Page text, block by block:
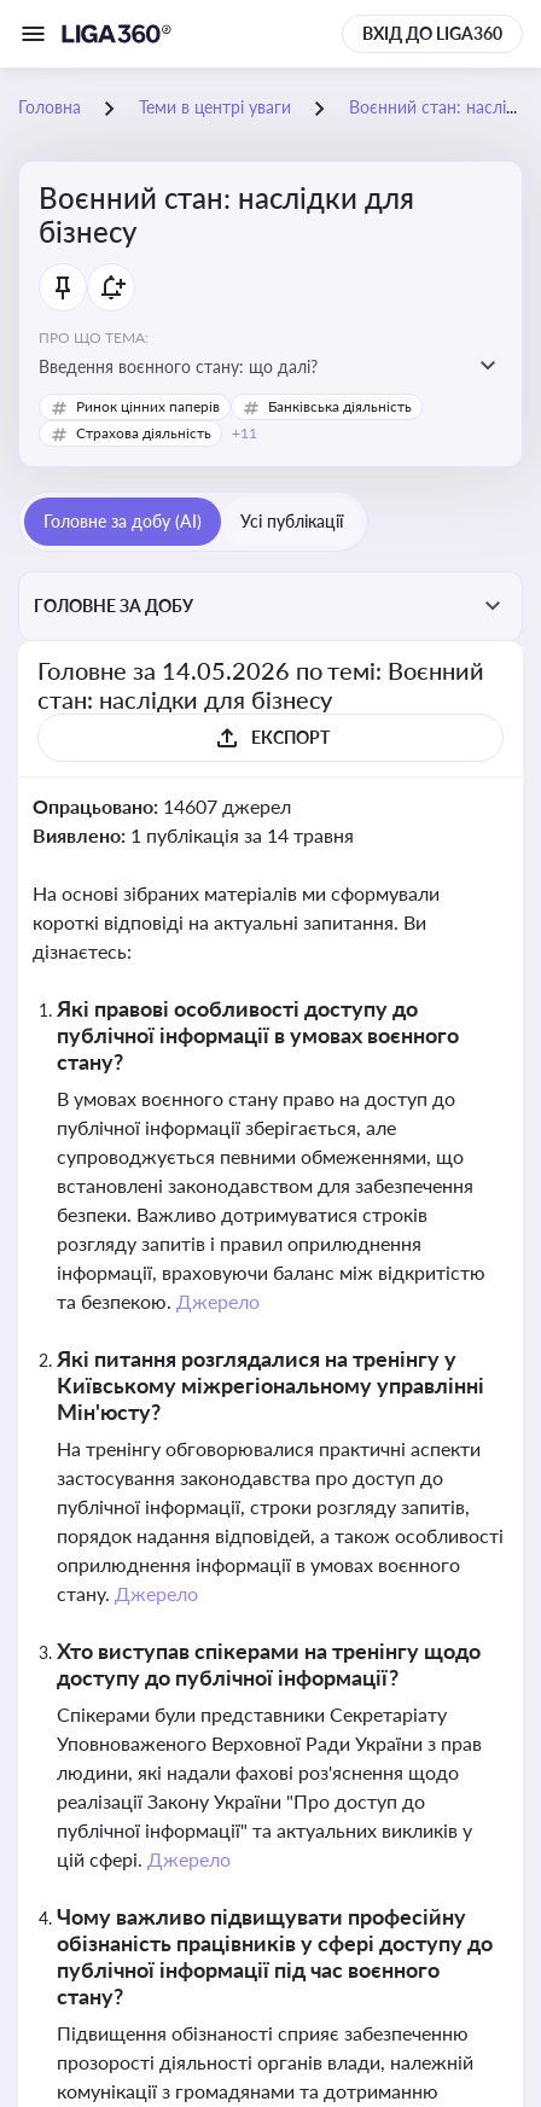
ВХІД ДО LIGA360
Головна Теми в центрі уваги Воєнний стан: наслідки для бізнесу
Воєнний стан: наслідки для
бізнесу
ПРО ЩО ТЕМА:
Введення воєнного стану: що далі?
Ринок цінних паперів
Банківська діяльність
Страхова діяльність
+11
Головне за добу (AI) Усі публікації
ГОЛОВНЕ ЗА ДОБУ
Головне за 14.05.2026 по темі: Воєнний
стан: наслідки для бізнесу
ЕКСПОРТ
Опрацьовано: 14607 джерел
Виявлено: 1 публікація за 14 травня
На основі зібраних матеріалів ми сформували
короткі відповіді на актуальні запитання. Ви
дізнаєтесь:
Які правові особливості доступу до
публічної інформації в умовах воєнного
стану?
В умовах воєнного стану право на доступ до
публічної інформації зберігається, але
супроводжується певними обмеженнями, що
встановлені законодавством для забезпечення
безпеки. Важливо дотримуватися строків
розгляду запитів і правил оприлюднення
інформації, враховуючи баланс між відкритістю
та безпекою. Джерело
Які питання розглядалися на тренінгу у
Київському міжрегіональному управлінні
Мін'юсту?
На тренінгу обговорювалися практичні аспекти
застосування законодавства про доступ до
публічної інформації, строки розгляду запитів,
порядок надання відповідей, а також особливості
оприлюднення інформації в умовах воєнного
стану. Джерело
Хто виступав спікерами на тренінгу щодо
доступу до публічної інформації?
Спікерами були представники Секретаріату
Уповноваженого Верховної Ради України з прав
людини, які надали фахові роз'яснення щодо
реалізації Закону України "Про доступ до
публічної інформації" та актуальних викликів у
цій сфері. Джерело
Чому важливо підвищувати професійну
обізнаність працівників у сфері доступу до
публічної інформації під час воєнного
стану?
Підвищення обізнаності сприяє забезпеченню
прозорості діяльності органів влади, належній
комунікації з громадянами та дотриманню